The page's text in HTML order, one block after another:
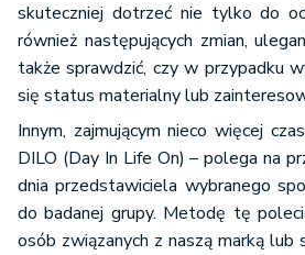
skuteczniej dotrzeć nie tylko do
również następujących zmian,
także sprawdzić, czy w przypadku
się status materialny lub
Innym, zajmującym nieco więcej
DILO (Day In Life On) – polega na
dnia przedstawiciela wybranego
do badanej grupy. Metodę tę
osób związanych z naszą marką lub